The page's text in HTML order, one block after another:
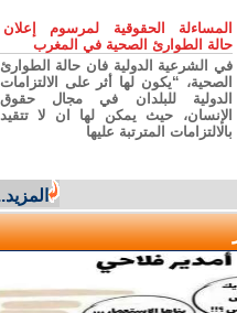
المساءلة الحقوقية لمرسوم إعلان
حالة الطوارئ الصحية في المغرب
في الشرعية الدولية فان حالة الطوارئ
الصحية، “يكون لها أثر على الالتزامات
الدولية للبلدان في مجال حقوق
الإنسان، حيث يمكن لها ان لا تتقيد
بالالتزامات المترتبة عليها
المزيد...